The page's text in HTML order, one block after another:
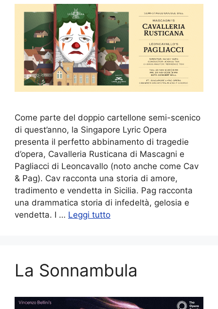
Come parte del doppio cartellone semi-scenico
di quest’anno, la Singapore Lyric Opera
presenta il perfetto abbinamento di tragedie
d’opera, Cavalleria Rusticana di Mascagni e
Pagliacci di Leoncavallo (noto anche come Cav
& Pag). Cav racconta una storia di amore,
tradimento e vendetta in Sicilia. Pag racconta
una drammatica storia di infedeltà, gelosia e
vendetta. I … Leggi tutto
La Sonnambula